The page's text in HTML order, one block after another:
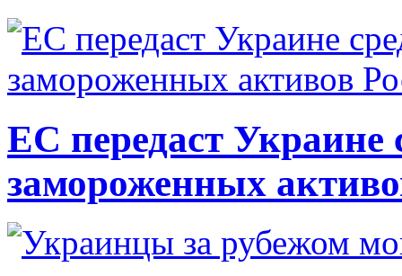
ЕС передаст Украине
замороженных